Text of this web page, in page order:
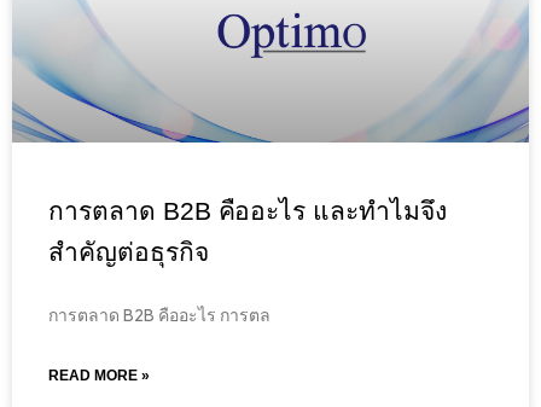
การตลาด B2B คืออะไร และทำไมจึง
สำคัญต่อธุรกิจ
การตลาด B2B คืออะไร การตล
READ MORE »